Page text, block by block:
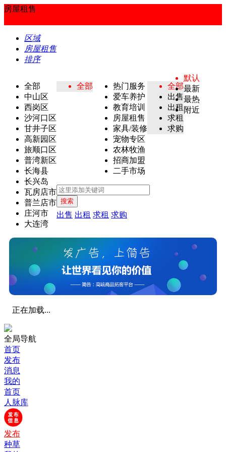
房屋租售
区域
房屋租售
排序
全部
中山区
西岗区
沙河口区
甘井子区
高新园区
旅顺口区
普湾新区
长海县
长兴岛
瓦房店市
普兰店市
庄河市
大连湾
全部
热门服务
爱车养护
教育培训
房屋租售
家具/装修
宠物专区
农林牧渔
招商加盟
二手市场
全部
出售
出租
求租
求购
默认
最新
最热
附近
搜索
出售 出租 求租 求购
正在加载...
全局导航
首页
发布
消息
我的
首页
人脉库
发布
种草